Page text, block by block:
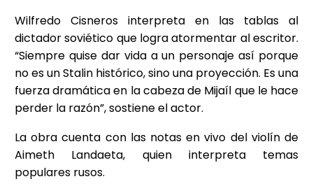
Wilfredo Cisneros interpreta en las tablas al
dictador soviético que logra atormentar al escritor.
“Siempre quise dar vida a un personaje así porque
no es un Stalin histórico, sino una proyección. Es una
fuerza dramática en la cabeza de Mijaíl que le hace
perder la razón”, sostiene el actor.
La obra cuenta con las notas en vivo del violín de
Aimeth Landaeta, quien interpreta temas
populares rusos.